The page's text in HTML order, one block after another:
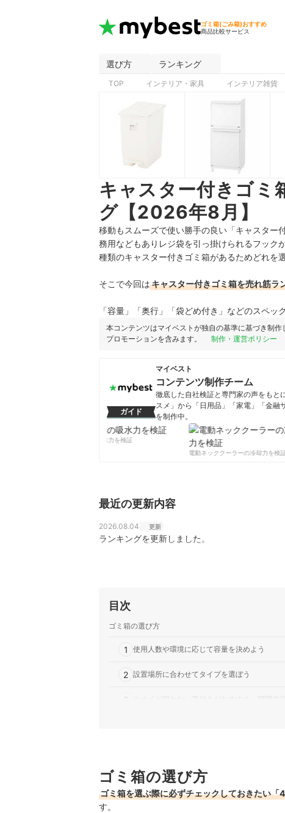
ゴミ箱(ごみ箱)おすすめ
商品比較サービス
選び方 ランキング
TOP インテリア・家具 インテリア雑貨
キャスター付きゴミ
グ【2026年8月】
移動もスムーズで使い勝手の良い「キャスタ
務用などもありレジ袋を引っ掛けられるフック
種類のキャスター付きゴミ箱があるためどれを
そこで今回はキャスター付きゴミ箱を売れ筋ラ
「容量」「奥行」「袋どめ付き」などのスペッ
本コンテンツはマイベストが独自の基準に基づき制作
プロモーションを含みます。
制作・運営ポリシー
ガイド
マイベスト
コンテンツ制作チーム
徹底した自社検証と専門家の声をも
スメ」から「日用品」「家電」「金融
を制作中。
コンテンツ制作チームのプロフィー
柔軟剤の吸水力を検証
電動ネッククーラーの冷却力を検証
最近の更新内容
2026.08.04 更新
ランキングを更新しました。
目次
ゴミ箱の選び方
1 使用人数や環境に応じて容量を決めよう
2 設置場所に合わせてタイプを選ぼう
3 ニオイが漏れない蓋付きがおすすめ。開閉方
キャスター付きゴミ箱の売れ筋ランキングもチェック
ゴミ箱の選び方
ゴミ箱を選ぶ際に必ずチェックしておきたい「
す。